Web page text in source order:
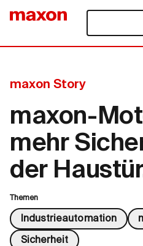
maxon Story
maxon-
mehr
der
Themen
Industrieautomation
Sicherheit